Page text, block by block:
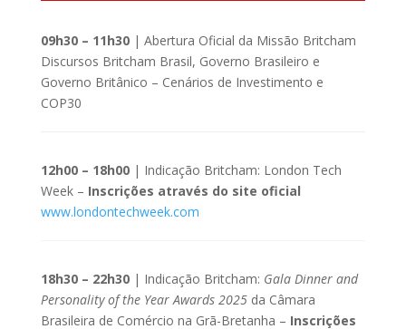
09h30 – 11h30| Abertura Oficial da Missão Britcham
Discursos Britcham Brasil, Governo Brasileiro e
Governo Britânico – Cenários de Investimento e
COP30
12h00 – 18h00| Indicação Britcham: London Tech
Week – Inscrições através do site oficial
www.londontechweek.com
18h30 – 22h30| Indicação Britcham: Gala Dinner and
Personality of the Year Awards 2025da Câmara
Brasileira de Comércio na Grã-Bretanha – Inscrições